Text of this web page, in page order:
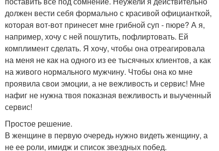
должен вести себя формально с красивой официанткой,
которая вот-вот принесет мне грибной суп - пюре? А я,
например, хочу с ней пошутить, пофлиртовать. Ей
комплимент сделать. Я хочу, чтобы она отреагировала
на меня не как на одного из ее тысячных клиентов, а как
на живого нормального мужчину. Чтобы она ко мне
проявила свои эмоции, а не вежливость и сервис! Мне
нафиг не нужна твоя показная вежливость и выученный
сервис!
Простое решение.
В женщине в первую очередь нужно видеть женщину, а
не ее роли, имидж и список звездных побед.